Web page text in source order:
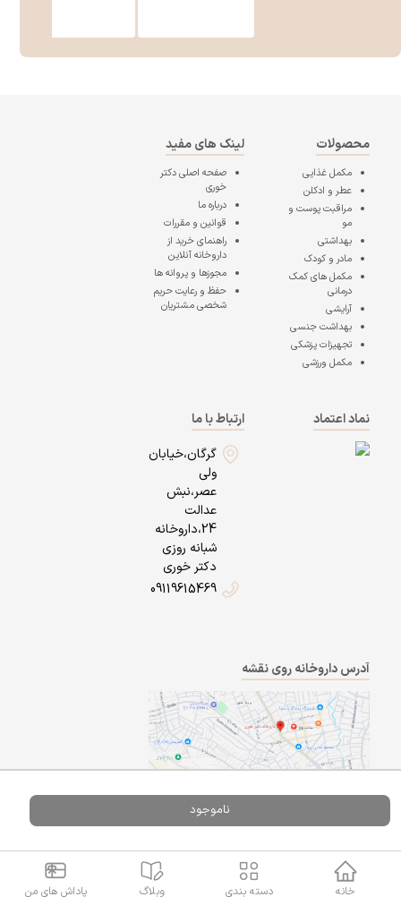
ناموجود
محصولات
مکمل غذایی
عطر و ادکلن
مراقبت پوست و
مو
بهداشتی
مادر و کودک
مکمل های کمک
درمانی
آرایشی
بهداشت جنسی
تجهیزات پزشکی
مکمل ورزشی
لینک های مفید
صفحه اصلیدکتر
خوری
درباره ما
قوانین و مقررات
راهنمای خرید از
داروخانه آنلاین
مجوزها و پروانه ها
حفظ و رعایت حریم
شخصی مشتریان
نماد اعتماد
ارتباط با ما
گرگان،خیابان
ولی
عصر،نبش
عدالت
24،داروخانه
شبانه روزی
دکتر خوری
09119615469
آدرس داروخانه روی نقشه
A Pluss
Powered By
خانه دسته بندی وبلاگ پاداش های من